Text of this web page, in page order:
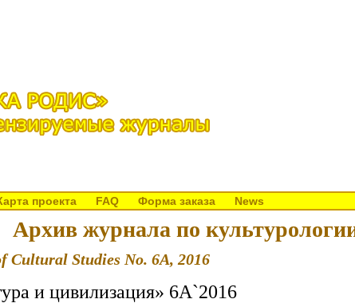
проекта FAQ Форма заказа News
Архив журнала по
Studies No. 6A, 2016
и цивилизация» 6A`2016